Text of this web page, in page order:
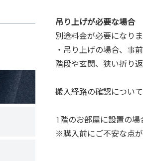
吊り上げが必要な場合
別途料金が必要になりま
・吊り上げの場合、事
階段や玄関、狭い折り
搬入経路の確認につい
1階のお部屋に設置の場
※購入前にご不安な点